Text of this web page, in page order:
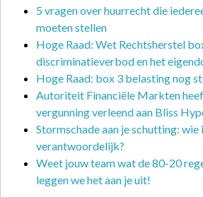
5 vragen over huurrecht die
moeten stellen
Hoge Raad: Wet Rechtsherstel
discriminatieverbod en het
Hoge Raad: box 3 belasting nog
Autoriteit Financiële Markten
vergunning verleend aan Bliss
Stormschade aan je schutting: wie
verantwoordelijk?
Weet jouw team wat de 80-20
leggen we het aan je uit!